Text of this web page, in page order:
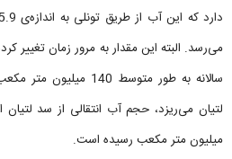
می‌رسد. البته این مقدار به مرور زمان تغییر
سالانه به طور متوسط
میلیون متر مکعب رسیده است.